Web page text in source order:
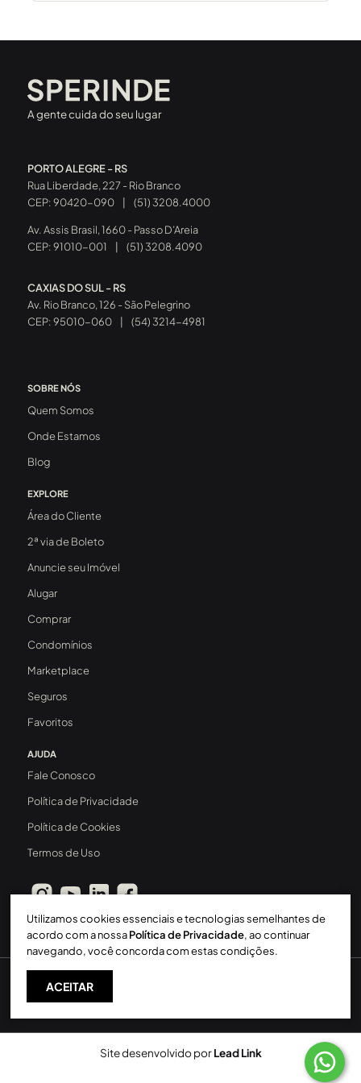
A gente cuida do seu lugar
PORTO ALEGRE - RS
Rua Liberdade, 227 - Rio Branco
CEP: 90420-090
(51) 3208.4000
Av. Assis Brasil, 1660 - Passo D’Areia
CEP: 91010-001
(51) 3208.4090
CAXIAS DO SUL - RS
Av. Rio Branco, 126 - São Pelegrino
CEP: 95010-060
(54) 3214-4981
SOBRE NÓS
Quem Somos
Onde Estamos
Blog
EXPLORE
Área do Cliente
2ª via de Boleto
Anuncie seu Imóvel
Alugar
Comprar
Condomínios
Marketplace
Seguros
Favoritos
AJUDA
Fale Conosco
Política de Privacidade
Política de Cookies
Termos de Uso
Sperinde Gestão Imobiliária LTDA
Todos os direitos reservados
Site desenvolvido porLead Link
Utilizamos cookies essenciais e tecnologias semelhantes de
acordo com a nossaPolítica de Privacidade, ao continuar
navegando, você concorda com estas condições.
ACEITAR